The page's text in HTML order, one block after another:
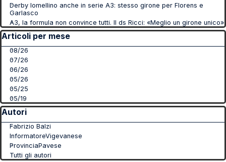
Derby lomellino anche in serie A3: stesso girone per Florens e
Garlasco
A3, la formula non convince tutti. Il ds Ricci: «Meglio un girone unico»
Salta blocco Articoli per mese
Articoli per mese
08/26
07/26
06/26
05/26
05/25
05/19
Salta blocco Autori
Autori
Fabrizio Balzi
InformatoreVigevanese
ProvinciaPavese
Tutti gli autori